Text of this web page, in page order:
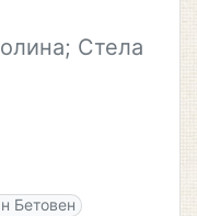
Стела
Бетовен